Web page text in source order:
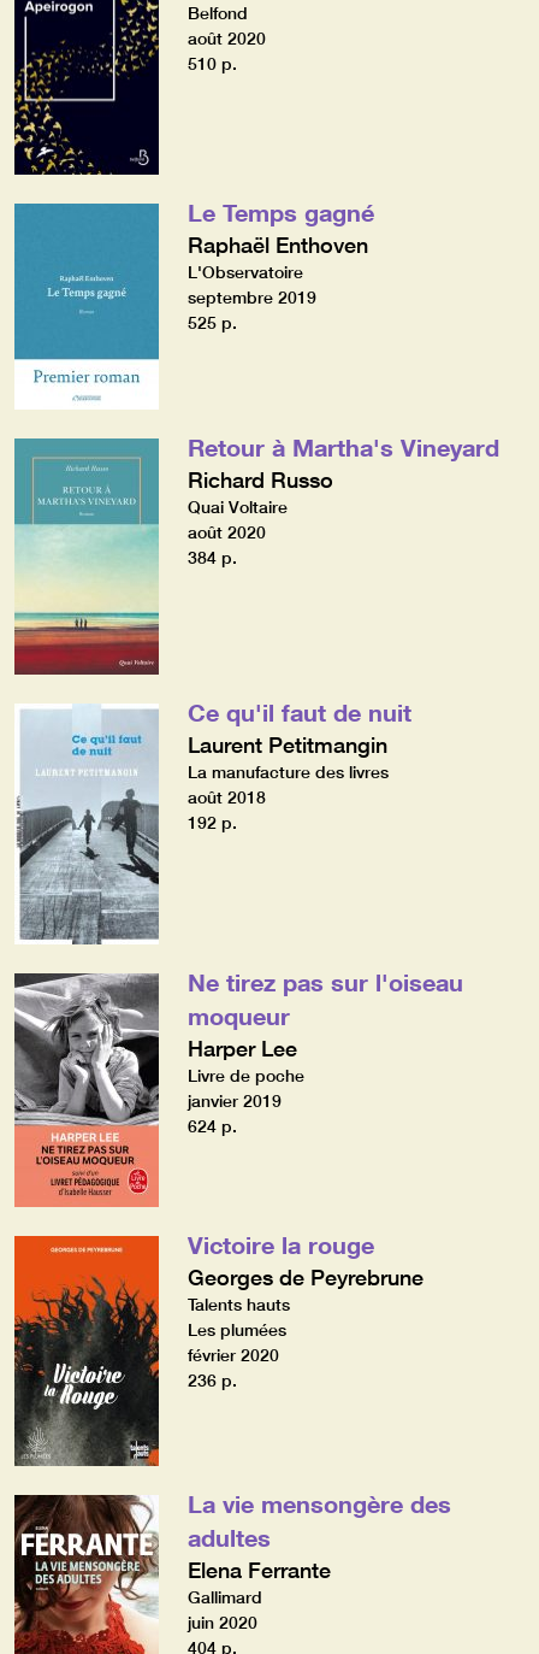
Belfond
août 2020
510 p.
Le Temps gagné
Raphaël Enthoven
L'Observatoire
septembre 2019
525 p.
Retour à Martha's Vineyard
Richard Russo
Quai Voltaire
août 2020
384 p.
Ce qu'il faut de nuit
Laurent Petitmangin
La manufacture des livres
août 2018
192 p.
Ne tirez pas sur l'oiseau
moqueur
Harper Lee
Livre de poche
janvier 2019
624 p.
Victoire la rouge
Georges de Peyrebrune
Talents hauts
Les plumées
février 2020
236 p.
La vie mensongère des
adultes
Elena Ferrante
Gallimard
juin 2020
404 p.